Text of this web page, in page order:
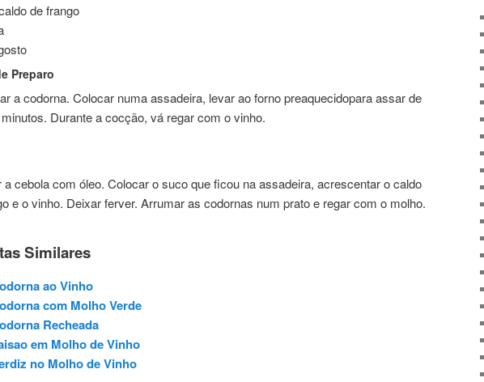
de frango
Preparo
a codorna. Colocar numa assadeira, levar ao forno preaquecidopara assar de
Durante a cocção, vá regar com o vinho.
a cebola com óleo. Colocar o suco que ficou na assadeira, acrescentar o caldo
e o vinho. Deixar ferver. Arrumar as codornas num prato e regar com o molho.
Similares
ao Vinho
com Molho Verde
Recheada
em Molho de Vinho
no Molho de Vinho